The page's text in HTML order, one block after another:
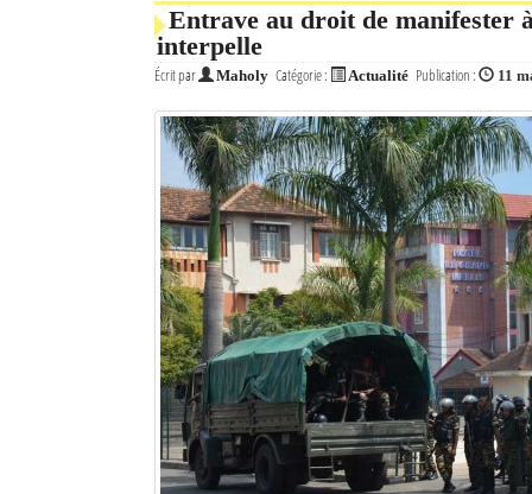
Entrave au droit de manifester
interpelle
Écrit par Maholy Catégorie : Actualité Publication : 11